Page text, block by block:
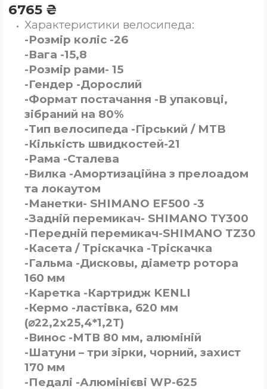
6765 ₴
Характеристики велосипеда:
-Розмір коліс -26
-Вага -15,8
-Розмір рами- 15
-Гендер -Дорослий
-Формат постачання -В упаковці,
зібраний на 80%
-Тип велосипеда -Гірський / MTB
-Кількість швидкостей-21
-Рама -Сталева
-Вилка -Амортизаційна з прелоадом
та локаутом
-Манетки- SHIMANO EF500 -3
-Задній перемикач- SHIMANO TY300
-Передній перемикач-SHIMANO TZ30
-Касета / Тріскачка -Тріскачка
-Гальма -Дисковы, діаметр ротора
160 мм
-Каретка -Картридж KENLI
-Кермо -ластівка, 620 мм
(⌀22,2х25,4*1,2Т)
-Винос -МТВ 80 мм, алюміній
-Шатуни – три зірки, чорний, захист
170 мм
-Педалі -Алюмінієві WP-625